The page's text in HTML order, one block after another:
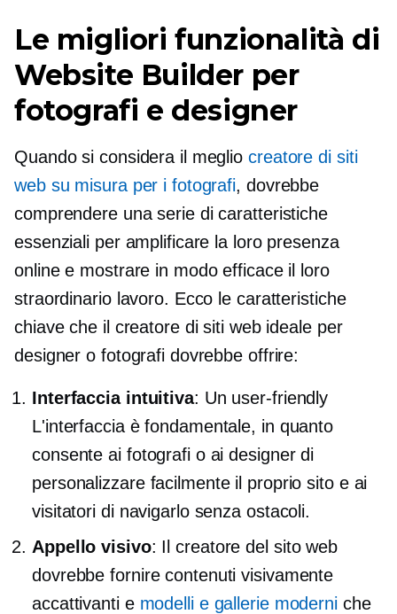
Le migliori funzionalità di
Website Builder per
fotografi e designer
Quando si considera il meglio creatore di siti
web su misura per i fotografi, dovrebbe
comprendere una serie di caratteristiche
essenziali per amplificare la loro presenza
online e mostrare in modo efficace il loro
straordinario lavoro. Ecco le caratteristiche
chiave che il creatore di siti web ideale per
designer o fotografi dovrebbe offrire:
Interfaccia intuitiva: Un user-friendly
L'interfaccia è fondamentale, in quanto
consente ai fotografi o ai designer di
personalizzare facilmente il proprio sito e ai
visitatori di navigarlo senza ostacoli.
Appello visivo: Il creatore del sito web
dovrebbe fornire contenuti visivamente
accattivanti e modelli e gallerie moderniche